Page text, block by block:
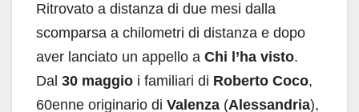
Ritrovato a distanza di due mesi dalla
scomparsa a chilometri di distanza e dopo
aver lanciato un appello a Chi l’ha visto.
Dal 30 maggio i familiari di Roberto Coco,
60enne originario di Valenza (Alessandria),